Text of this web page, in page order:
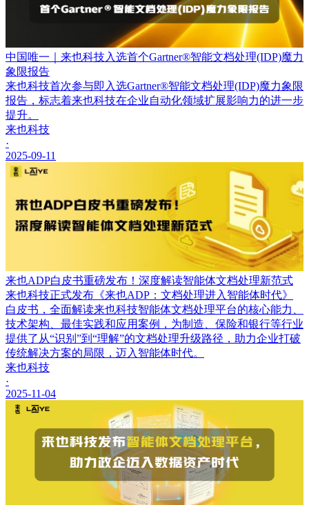
中国唯一｜来也科技入选首个Gartner®智能文档处理(IDP)魔力
象限报告
来也科技首次参与即入选Gartner®智能文档处理(IDP)魔力象限
报告，标志着来也科技在企业自动化领域扩展影响力的进一步
提升。
来也科技
·
2025-09-11
来也ADP白皮书重磅发布！深度解读智能体文档处理新范式
来也科技正式发布《来也ADP：文档处理进入智能体时代》
白皮书，全面解读来也科技智能体文档处理平台的核心能力、
技术架构、最佳实践和应用案例，为制造、保险和银行等行业
提供了从“识别”到“理解”的文档处理升级路径，助力企业打破
传统解决方案的局限，迈入智能体时代。
来也科技
·
2025-11-04